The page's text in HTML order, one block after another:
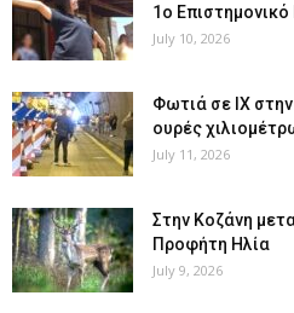
1ο Επιστημονικό
July 10, 2026
Φωτιά σε ΙΧ
ουρές
July 11, 2026
Στην Κοζάνη
Προφήτη Ηλία
July 9, 2026